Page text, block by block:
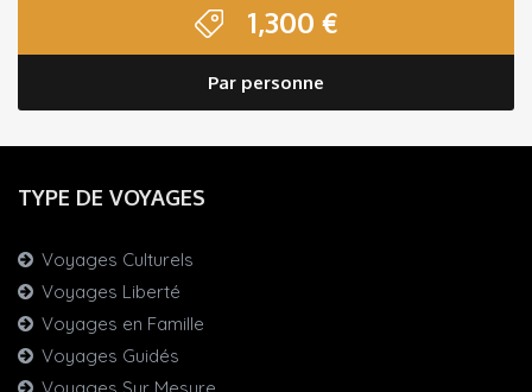
1,300 €
Par personne
TYPE DE VOYAGES
Voyages Culturels
Voyages Liberté
Voyages en Famille
Voyages Guidés
Voyages Sur Mesure